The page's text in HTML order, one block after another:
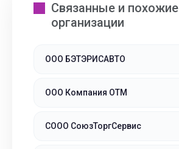
Связанные и похожие
организации
ООО БЭТЭРИСАВТО
ООО Компания ОТМ
СООО СоюзТоргСервис